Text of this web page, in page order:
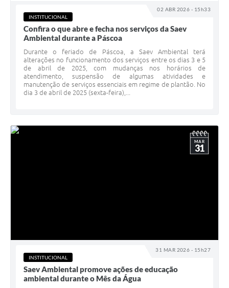
02 ABR 2026 - 15h33
INSTITUCIONAL
Confira o que abre e fecha nos serviços da Saev
Ambiental durante a Páscoa
Durante o feriado de Páscoa, a Saev Ambiental terá
alterações no funcionamento dos serviços entre os dias 3 e 5
de abril de 2025, com mudanças nos horários de
atendimento, suspensão de algumas atividades e
manutenção de serviços essenciais em regime de plantão. No
dia 3 de abril de 2025 (sexta-feira),...
31 MAR 2026 - 15h27
MAR
31
INSTITUCIONAL
Saev Ambiental promove ações de educação
ambiental durante o Mês da Água